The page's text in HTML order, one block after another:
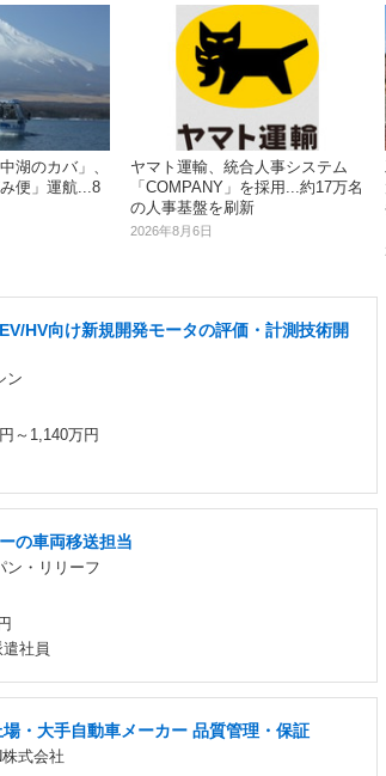
湖のカバ」、
便」運航...8
ヤマト運輸、統合人事システム
「COMPANY」を採用...約17万名
の人事基盤を刷新
2026年8月6日
EV/HV向け新規開発モータの評価・計測技術開
ン
～1,140万円
の車両移送担当
ン・リリーフ
社員
・大手自動車メーカー 品質管理・保証
式会社